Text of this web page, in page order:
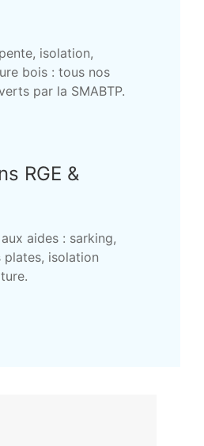
isolation,
bois : tous nos
par la SMABTP.
RGE &
aides : sarking,
isolation